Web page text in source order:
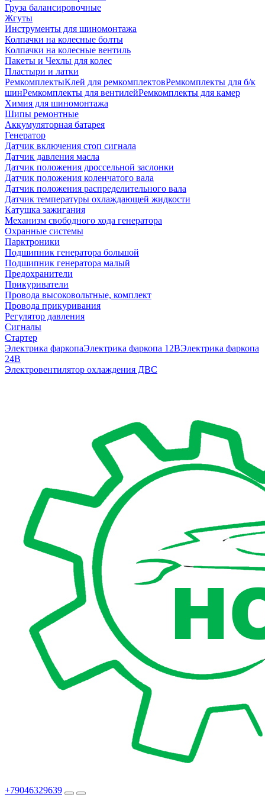
Груза балансировочные
Жгуты
Инструменты для шиномонтажа
Колпачки на колесные болты
Колпачки на колесные вентиль
Пакеты и Чехлы для колес
Пластыри и латки
РемкомплектыКлей для ремкомплектовРемкомплекты для б/к
шинРемкомплекты для вентилейРемкомплекты для камер
Химия для шиномонтажа
Шипы ремонтные
Аккумуляторная батарея
Генератор
Датчик включения стоп сигнала
Датчик давления масла
Датчик положения дроссельной заслонки
Датчик положения коленчатого вала
Датчик положения распределительного вала
Датчик температуры охлаждающей жидкости
Катушка зажигания
Механизм свободного хода генератора
Охранные системы
Парктроники
Подшипник генератора большой
Подшипник генератора малый
Предохранители
Прикуриватели
Провода высоковольтные, комплект
Провода прикуривания
Регулятор давления
Сигналы
Стартер
Электрика фаркопаЭлектрика фаркопа 12ВЭлектрика фаркопа
24В
Электровентилятор охлаждения ДВС
+79046329639